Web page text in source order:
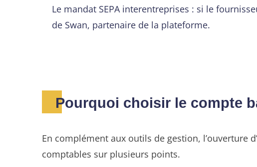
Le mandat SEPA interentreprises : si le
de Swan, partenaire de la plateforme.
Pourquoi choisir le compte
En complément aux outils de gestion,
comptables sur plusieurs points.